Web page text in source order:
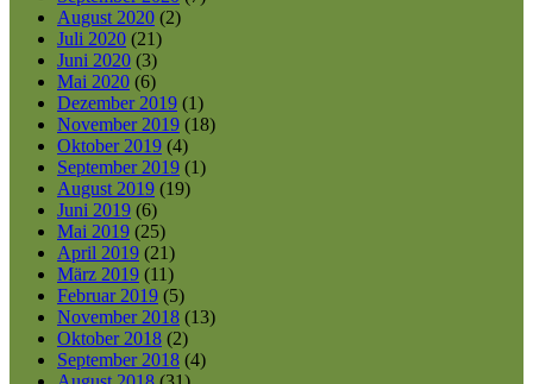
August 2020 (2)
Juli 2020 (21)
Juni 2020 (3)
Mai 2020 (6)
Dezember 2019 (1)
November 2019 (18)
Oktober 2019 (4)
September 2019 (1)
August 2019 (19)
Juni 2019 (6)
Mai 2019 (25)
April 2019 (21)
März 2019 (11)
Februar 2019 (5)
November 2018 (13)
Oktober 2018 (2)
September 2018 (4)